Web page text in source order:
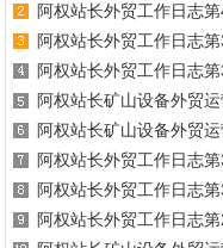
阿权站长外贸工作日志
阿权站长外贸工作日志
阿权站长外贸工作日志
阿权站长矿山设备外贸
阿权站长矿山设备外贸
阿权站长外贸工作日志
阿权站长外贸工作日志
阿权站长外贸工作日志